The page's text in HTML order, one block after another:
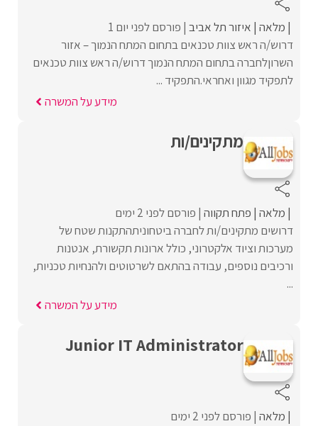
מלאה איזור תל אביב פורסם לפני יום 1
דרוש/ה ראש צוות טכנאים בתחום המתח הנמוך – אזור
השרוןלחברה בתחום המתח הנמוך דרוש/ה ראש צוות טכנאים
לתפקיד מגוון ואחראי.התפקיד ...
מידע על המשרה
מתקינים/ות
מלאה פתח תקווה פורסם לפני 2 ימים
דרושים מתקינים/ות לחברה ביטחוניתהתקנות שטח של
מערכות וציוד אלקטרוני, כולל ארונות תקשורת, אנטנות
ורכיבים נוספים, עבודה בהתאם לשרטוטים ולהנחיות טכניות,
...
מידע על המשרה
Junior IT Administrator
מלאה פורסם לפני 2 ימים